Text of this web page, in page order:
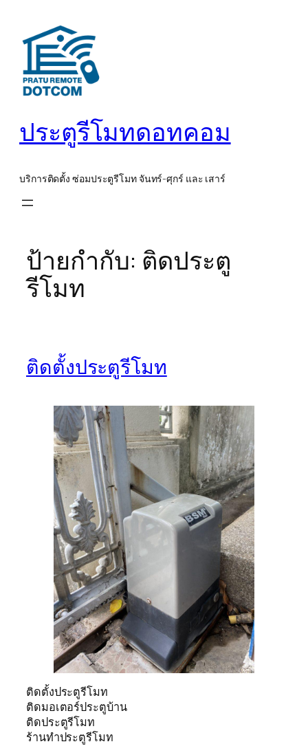
เนื้อหา
ประตูรีโมทดอทคอม
บริการติดตั้ง ซ่อมประตูรีโมท จันทร์-ศุกร์ และ เสาร์
ป้ายกำกับ: ติดประตู
รีโมท
ติดตั้งประตูรีโมท
ติดตั้งประตูรีโมท
ติดมอเตอร์ประตูบ้าน
ติดประตูรีโมท
ร้านทําประตูรีโมท